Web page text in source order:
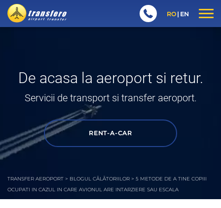
RO EN
De acasa la aeroport si retur.
Servicii de transport si transfer aeroport.
RENT-A-CAR
TRANSFER AEROPORT > BLOGUL CĂLĂTORIILOR > 5 METODE DE A TINE COPIII
OCUPATI IN CAZUL IN CARE AVIONUL ARE INTARZIERE SAU ESCALA